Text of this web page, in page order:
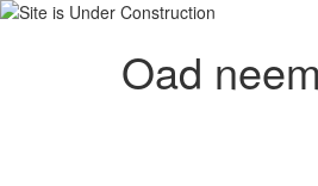
Oad